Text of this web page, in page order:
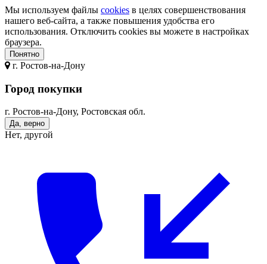
Мы используем файлы cookies в целях совершенствования
нашего веб-сайта, а также повышения удобства его
использования. Отключить cookies вы можете в настройках
браузера.
Понятно
г. Ростов-на-Дону
Город покупки
г. Ростов-на-Дону, Ростовская обл.
Да, верно
Нет, другой